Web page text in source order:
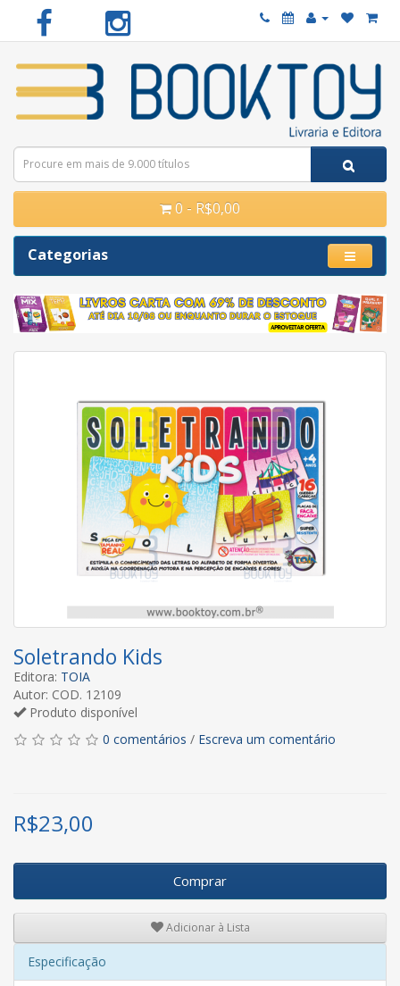
0 - R$0,00
Categorias
Soletrando Kids
Editora: TOIA
Autor: COD. 12109
Produto disponível
0 comentários / Escreva um comentário
R$23,00
Comprar
Adicionar à Lista
Especificação